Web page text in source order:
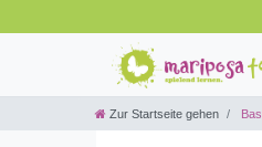
Zur Startseite gehen